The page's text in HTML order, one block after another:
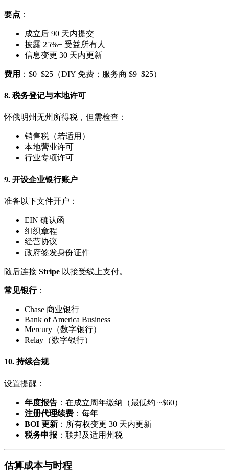
要点 ：
成立后 90 天内提交
披露 25%+ 受益所有人
信息变更 30 天内更新
费用 ：$0–$25（DIY 免费；服务商 $9–$25）
8. 税务登记与本地许可
怀俄明州无州所得税，但需检查：
销售税（若适用）
本地营业许可
行业专项许可
9. 开设企业银行账户
准备以下文件开户：
EIN 确认函
组织章程
经营协议
政府签发身份证件
随后连接 Stripe 以接受线上支付。
常见银行：
Chase 商业银行
Bank of America Business
Mercury（数字银行）
Relay（数字银行）
10. 持续合规
设置提醒：
年度报告 ：在成立周年缴纳（最低约 ~$60）
注册代理续费 ：每年
BOI 更新 ：所有权变更 30 天内更新
税务申报 ：联邦及适用州税
估算成本与时程